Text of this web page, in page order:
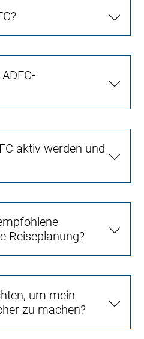
aktiv werden und
Reiseplanung?
um mein
zu machen?